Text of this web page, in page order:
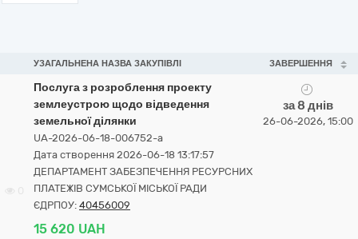
УЗАГАЛЬНЕНА НАЗВА ЗАКУПІВЛІ ЗАВЕРШЕННЯ
Послуга з розроблення проекту
землеустрою щодо відведення
земельної ділянки
UA-2026-06-18-006752-a
Дата створення 2026-06-18 13:17:57
ДЕПАРТАМЕНТ ЗАБЕЗПЕЧЕННЯ РЕСУРСНИХ
ПЛАТЕЖІВ СУМСЬКОЇ МІСЬКОЇ РАДИ
ЄДРПОУ: 40456009
15 620 UAH
за 8 днів
26-06-2026, 15:00